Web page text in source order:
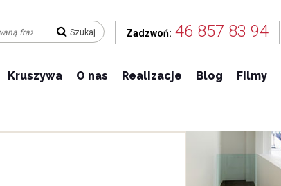
Zadzwoń: 46 857 83 94
Kruszywa O nas Realizacje Blog Filmy